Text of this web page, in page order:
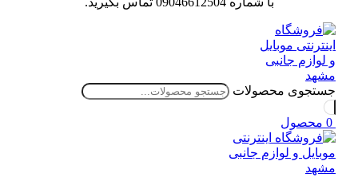
جستجوی محصولات
0 محصول